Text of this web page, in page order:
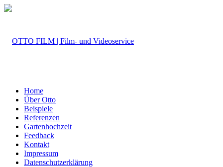
Home
Über Otto
Beispiele
Referenzen
Gartenhochzeit
Feedback
Kontakt
Impressum
Datenschutzerklärung